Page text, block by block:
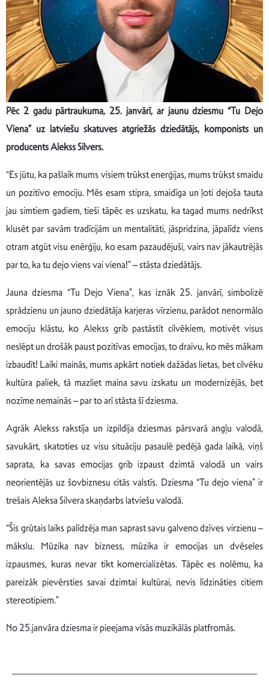
Pēc 2 gadu pārtraukuma, 25. janvārī, ar jaunu dziesmu “Tu Dejo
Viena” uz latviešu skatuves atgriežās dziedātājs, komponists un
producents Alekss Silvers.
“Es jūtu, ka pašlaik mums visiem trūkst enerģijas, mums trūkst smaidu
un pozitīvo emociju. Mēs esam stipra, smaidīga un ļoti dejoša tauta
jau simtiem gadiem, tieši tāpēc es uzskatu, ka tagad mums nedrīkst
klusēt par savām tradīcijām un mentalitāti, jāspridzina, jāpalīdz viens
otram atgūt visu enērģiju, ko esam pazaudējuši, vairs nav jākautrējās
par to, ka tu dejo viens vai viena!” – stāsta dziedātājs.
Jauna dziesma “Tu Dejo Viena”, kas iznāk 25. janvārī, simbolizē
sprādzienu un jauno dziedātāja karjeras vīrzienu, parādot nenormālo
emociju klāstu, ko Alekss grib pastāstīt cilvēkiem, motivēt visus
neslēpt un drošāk paust pozitīvas emocijas, to draivu, ko mēs mākam
izbaudīt! Laiki mainās, mums apkārt notiek dažādas lietas, bet cilvēku
kultūra paliek, tā mazliet maina savu izskatu un modernizējās, bet
nozīme nemainās – par to arī stāsta šī dziesma.
Agrāk Alekss rakstīja un izpildīja dziesmas pārsvarā angļu valodā,
savukārt, skatoties uz visu situāciju pasaulē pedējā gada laikā, viņš
saprata, ka savas emocijas grib izpaust dzimtā valodā un vairs
neorientējās uz šovbiznesu citās valstīs. Dziesma “Tu dejo viena” ir
trešais Aleksa Silvera skaņdarbs latviešu valodā.
“Šis grūtais laiks palīdzēja man saprast savu galveno dzīves virzienu –
mākslu. Mūzika nav bizness, mūzika ir emocijas un dvēseles
izpausmes, kuras nevar tikt komercializētas. Tāpēc es nolēmu, ka
pareizāk pievērsties savai dzimtai kultūrai, nevis līdzināties citiem
stereotipiem.”
No 25.janvāra dziesma ir pieejama visās muzikālās platfromās.